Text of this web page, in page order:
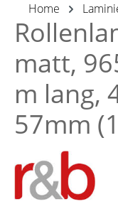
Home
matt,
m lang,
57mm